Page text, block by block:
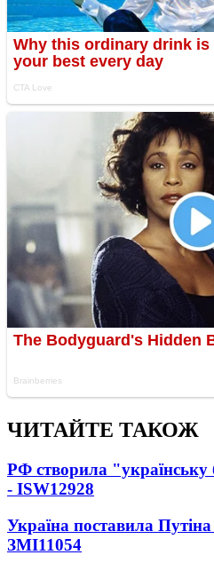
ЧИТАЙТЕ ТАКОЖ
РФ створила "українську
- ISW12928
Україна поставила
ЗМІ11054